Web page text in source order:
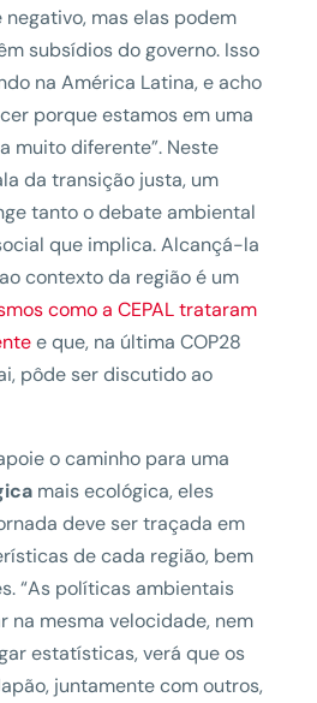
mas elas podem
subsídios do governo. Isso
na América Latina, e acho
porque estamos em uma
muito diferente”. Neste
da transição justa, um
tanto o debate ambiental
que implica. Alcançá-la
contexto da região é um
como a CEPAL trataram
e que, na última COP28
pôde ser discutido ao
o caminho para uma
mais ecológica, eles
deve ser traçada em
de cada região, bem
“As políticas ambientais
na mesma velocidade, nem
estatísticas, verá que os
juntamente com outros,